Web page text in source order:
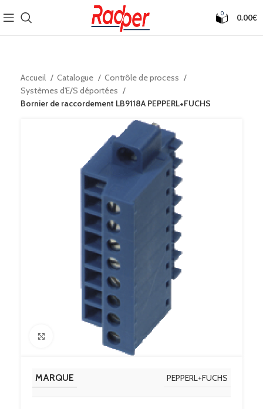
0 0.00€
Accueil Catalogue
Contrôle de process
Systèmes d'E/S déportées
Bornier de raccordement LB9118A PEPPERL+FUCHS
MARQUE PEPPERL+FUCHS